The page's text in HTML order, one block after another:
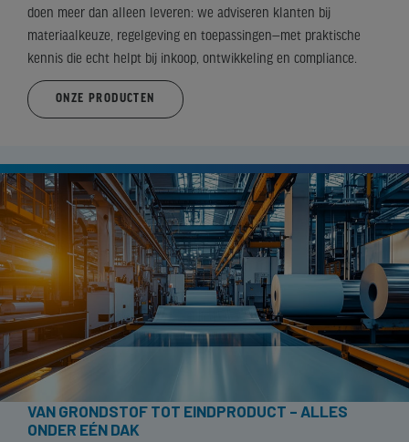
doen meer dan alleen leveren: we adviseren klanten bij
materiaalkeuze, regelgeving en toepassingen—met praktische
kennis die echt helpt bij inkoop, ontwikkeling en compliance.
ONZE PRODUCTEN
VAN GRONDSTOF TOT EINDPRODUCT – ALLES
ONDER EÉN DAK